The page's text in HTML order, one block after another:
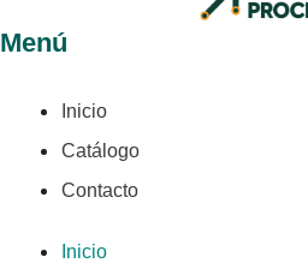
Menú
Inicio
Catálogo
Contacto
Inicio